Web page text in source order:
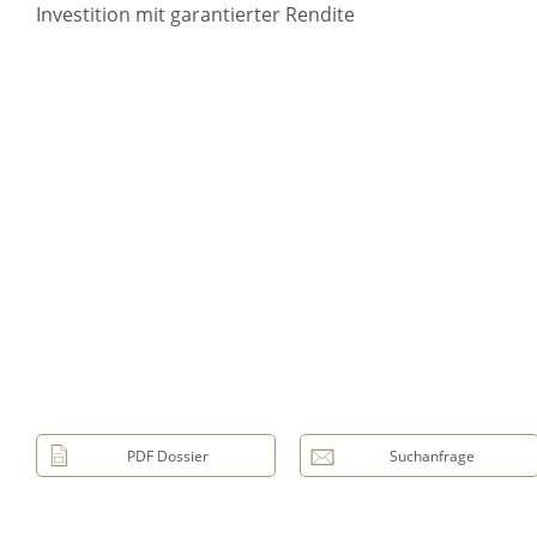
Investition mit garantierter Rendite
PDF Dossier Suchanfrage